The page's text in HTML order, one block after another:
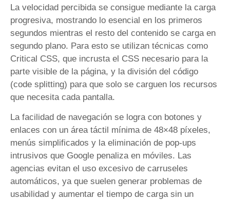
La velocidad percibida se consigue mediante la carga
progresiva, mostrando lo esencial en los primeros
segundos mientras el resto del contenido se carga en
segundo plano. Para esto se utilizan técnicas como
Critical CSS, que incrusta el CSS necesario para la
parte visible de la página, y la división del código
(code splitting) para que solo se carguen los recursos
que necesita cada pantalla.
La facilidad de navegación se logra con botones y
enlaces con un área táctil mínima de 48×48 píxeles,
menús simplificados y la eliminación de pop-ups
intrusivos que Google penaliza en móviles. Las
agencias evitan el uso excesivo de carruseles
automáticos, ya que suelen generar problemas de
usabilidad y aumentar el tiempo de carga sin un